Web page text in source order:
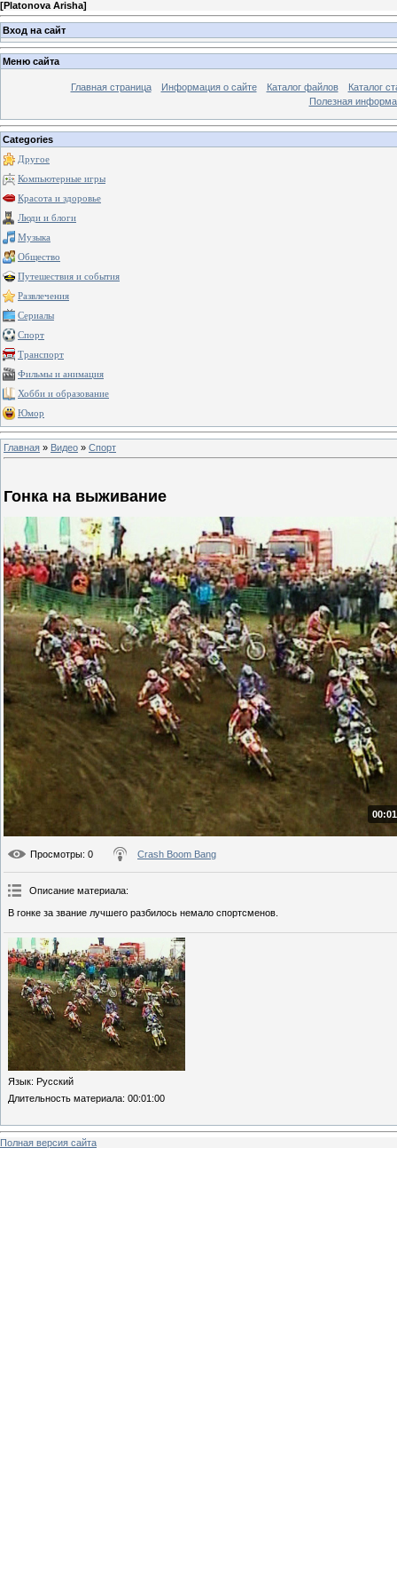
[Platonova Arisha]
Вход на сайт
Меню сайта
Главная страница Информация о сайте Каталог файлов
Каталог
Полезная
Categories
Другое
Компьютерные игры
Красота и здоровье
Люди и блоги
Музыка
Общество
Путешествия и события
Развлечения
Сериалы
Спорт
Транспорт
Фильмы и анимация
Хобби и образование
Юмор
Главная » Видео » Спорт
Гонка на выживание
Просмотры: 0 Crash Boom Bang
Описание материала:
В гонке за звание лучшего разбилось немало спортсменов.
Язык: Русский
Длительность материала: 00:01:00
Полная версия сайта